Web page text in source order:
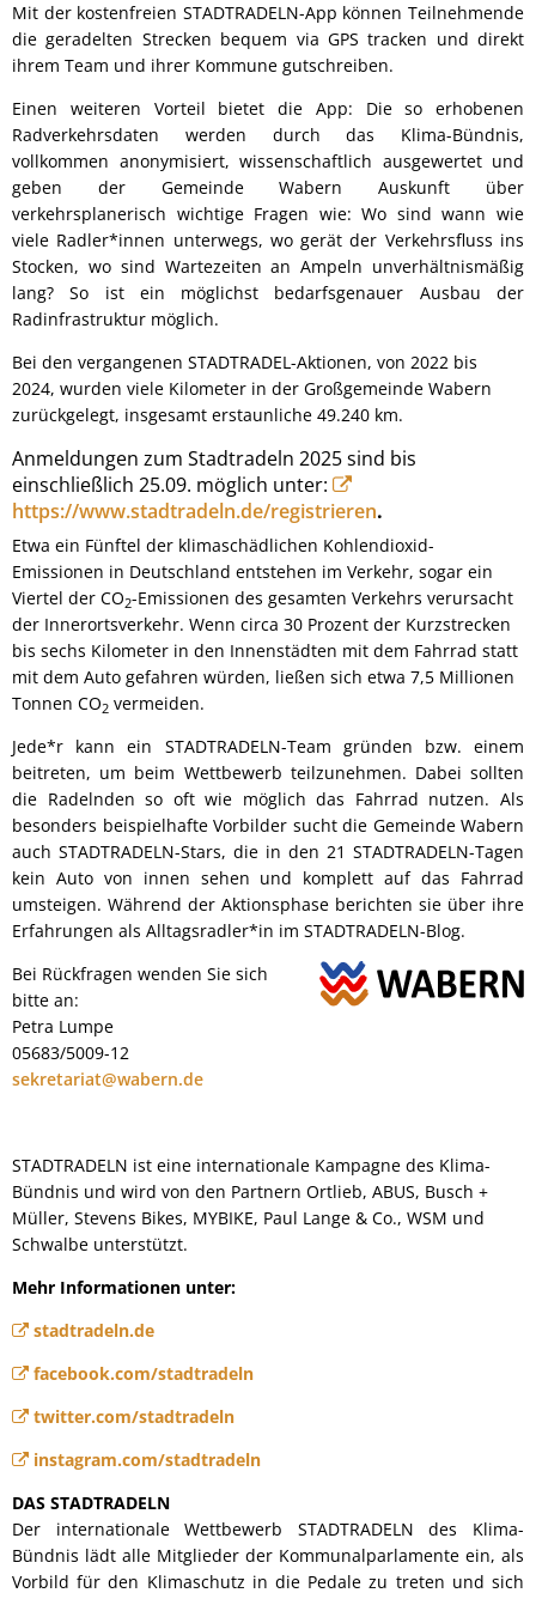
Mit der kostenfreien STADTRADELN-App können Teilnehmende
die geradelten Strecken bequem via GPS tracken und direkt
ihrem Team und ihrer Kommune gutschreiben.
Einen weiteren Vorteil bietet die App: Die so erhobenen
Radverkehrsdaten werden durch das Klima-Bündnis,
vollkommen anonymisiert, wissenschaftlich ausgewertet und
geben der Gemeinde Wabern Auskunft über
verkehrsplanerisch wichtige Fragen wie: Wo sind wann wie
viele Radler*innen unterwegs, wo gerät der Verkehrsfluss ins
Stocken, wo sind Wartezeiten an Ampeln unverhältnismäßig
lang? So ist ein möglichst bedarfsgenauer Ausbau der
Radinfrastruktur möglich.
Bei den vergangenen STADTRADEL-Aktionen, von 2022 bis
2024, wurden viele Kilometer in der Großgemeinde Wabern
zurückgelegt, insgesamt erstaunliche 49.240 km.
Anmeldungen zum Stadtradeln 2025 sind bis
einschließlich 25.09. möglich unter:
https://www.stadtradeln.de/registrieren.
Etwa ein Fünftel der klimaschädlichen Kohlendioxid-
Emissionen in Deutschland entstehen im Verkehr, sogar ein
Viertel der CO2-Emissionen des gesamten Verkehrs verursacht
der Innerortsverkehr. Wenn circa 30 Prozent der Kurzstrecken
bis sechs Kilometer in den Innenstädten mit dem Fahrrad statt
mit dem Auto gefahren würden, ließen sich etwa 7,5 Millionen
Tonnen CO2 vermeiden.
Jede*r kann ein STADTRADELN-Team gründen bzw. einem
beitreten, um beim Wettbewerb teilzunehmen. Dabei sollten
die Radelnden so oft wie möglich das Fahrrad nutzen. Als
besonders beispielhafte Vorbilder sucht die Gemeinde Wabern
auch STADTRADELN-Stars, die in den 21 STADTRADELN-Tagen
kein Auto von innen sehen und komplett auf das Fahrrad
umsteigen. Während der Aktionsphase berichten sie über ihre
Erfahrungen als Alltagsradler*in im STADTRADELN-Blog.
Bei Rückfragen wenden Sie sich
bitte an:
Petra Lumpe
05683/5009-12
sekretariat@wabern.de
STADTRADELN ist eine internationale Kampagne des Klima-
Bündnis und wird von den Partnern Ortlieb, ABUS, Busch +
Müller, Stevens Bikes, MYBIKE, Paul Lange & Co., WSM und
Schwalbe unterstützt.
Mehr Informationen unter:
stadtradeln.de
facebook.com/stadtradeln
twitter.com/stadtradeln
instagram.com/stadtradeln
DAS STADTRADELN
Der internationale Wettbewerb STADTRADELN des Klima-
Bündnis lädt alle Mitglieder der Kommunalparlamente ein, als
Vorbild für den Klimaschutz in die Pedale zu treten und sich